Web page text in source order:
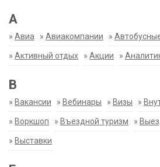
А
» Авиа » Авиакомпании »
» Активный отдых » Акции »
В
» Вакансии » Вебинары » Визы »
» Воркшоп » Въездной туризм »
» Выставки